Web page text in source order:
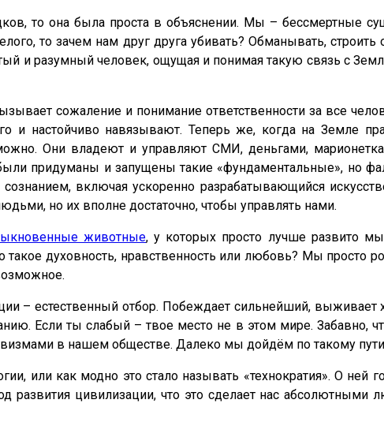
то она была проста в объяснении. Мы – бессмертные
то зачем нам друг друга убивать? Обманывать,
и разумный человек, ощущая и понимая такую связь с
сожаление и понимание ответственности за все
и настойчиво навязывают. Теперь же, когда на Земле
Они владеют и управляют СМИ, деньгами,
придуманы и запущены такие «фундаментальные», но
включая ускоренно разрабатывающийся
но их вполне достаточно, чтобы управлять нами.
животные, у которых просто лучше развито
духовность, нравственность или любовь? Мы просто
– естественный отбор. Побеждает сильнейший, выживает
Если ты слабый – твое место не в этом мире. Забавно,
в нашем обществе. Далеко мы дойдём по такому
или как модно это стало называть «технократия». О ней
развития цивилизации, что это сделает нас